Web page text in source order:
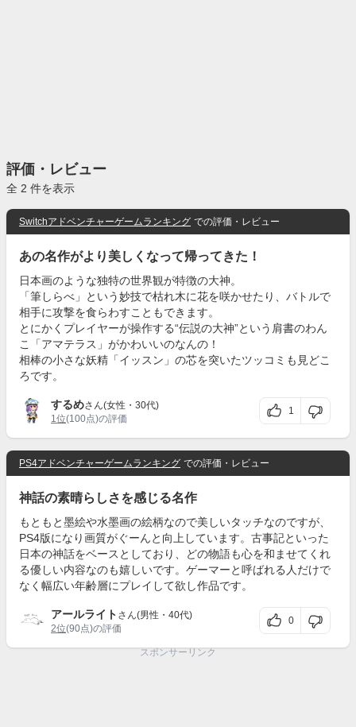
評価・レビュー
全 2 件を表示
Switchアドベンチャーゲームランキング での評価・レビュー
あの名作がより美しくなって帰ってきた！
日本画のような独特の世界観が特徴の大神。
「筆しらべ」という妙技で枯れ木に花を咲かせたり、バトルで
相手に攻撃を食らわすこともできます。
とにかくプレイヤーが操作する“伝説の大神”という肩書のわん
こ「アマテラス」がかわいいのなんの！
相棒の小さな妖精「イッスン」の芯を突いたツッコミも見どこ
ろです。
するめさん(女性・30代)
1位(100点)の評価
1
PS4アドベンチャーゲームランキング での評価・レビュー
神話の素晴らしさを感じる名作
もともと墨絵や水墨画の絵柄なので美しいタッチなのですが、
PS4版になり画質がぐーんと向上しています。古事記といった
日本の神話をベースとしており、どの物語も心を和ませてくれ
る優しい内容なのも嬉しいです。ゲーマーと呼ばれる人だけで
なく幅広い年齢層にプレイして欲し作品です。
アールライト さん(男性・40代)
2位(90点)の評価
0
スポンサーリンク